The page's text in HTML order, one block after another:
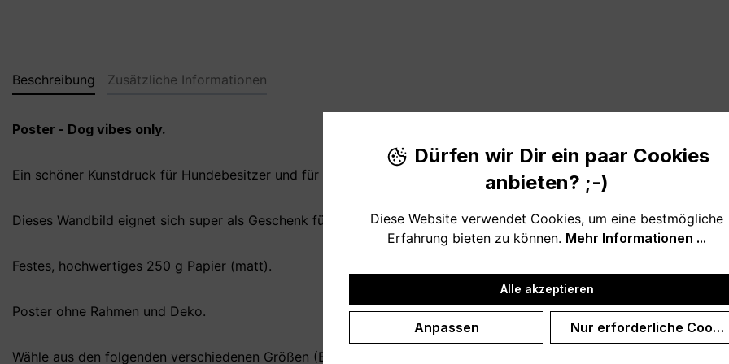
Beschreibung Zusätzliche Informationen
Poster - Dog vibes only.
Ein schöner Kunstdruck für Hundebesitzer und für alle, die Hunde lieben.
Dieses Wandbild eignet sich super als Geschenk für die Hundemama oder den Hundepapa. Oder ein tolles
Festes, hochwertiges 250 g Papier (matt).
Poster ohne Rahmen und Deko.
Wähle aus den folgenden verschiedenen Größen (B x H):
Dürfen wir Dir ein paar Cookies
anbieten? ;-)
Diese Website verwendet Cookies, um eine bestmögliche
Erfahrung bieten zu können. Mehr Informationen ...
Alle akzeptieren
Anpassen Nur erforderliche